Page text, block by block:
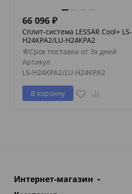
66 096 ₽
Сплит-система LESSAR Cool+ LS-
H24KPA2/LU-H24KPA2
Срок поставки от 3х дней
Артикул
LS-H24KPA2/LU-H24KPA2
В корзину
Интернет-магазин